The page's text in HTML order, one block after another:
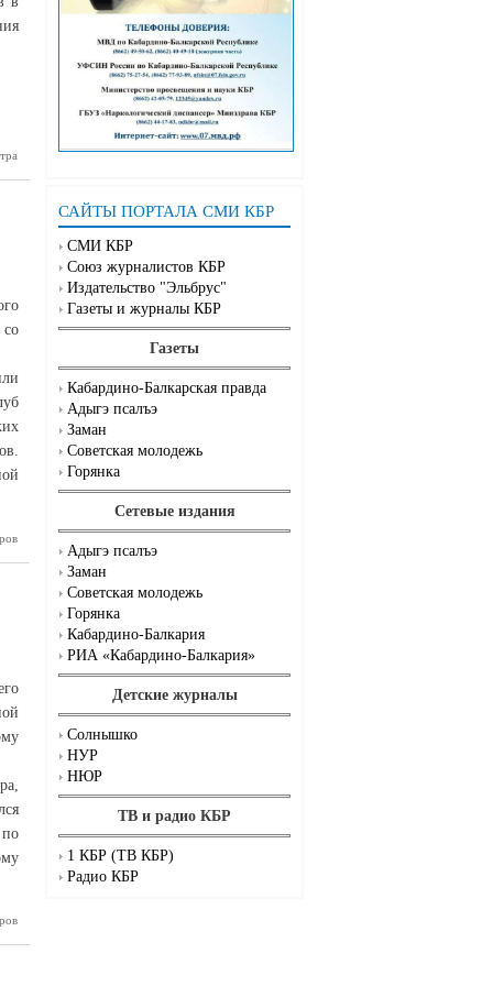
САЙТЫ ПОРТАЛА СМИ КБР
СМИ КБР
Союз журналистов КБР
Издательство "Эльбрус"
Газеты и журналы КБР
Газеты
Кабардино-Балкарская правда
Адыгэ псалъэ
Заман
Советская молодежь
Горянка
Сетевые издания
Адыгэ псалъэ
Заман
Советская молодежь
Горянка
Кабардино-Балкария
РИА «Кабардино-Балкария»
Детские журналы
Солнышко
НУР
НЮР
ТВ и радио КБР
1 КБР (ТВ КБР)
Радио КБР
со
в